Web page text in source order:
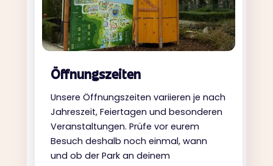
Öffnungszeiten
Unsere Öffnungszeiten variieren je nach
Jahreszeit, Feiertagen und besonderen
Veranstaltungen. Prüfe vor eurem
Besuch deshalb noch einmal, wann
und ob der Park an deinem